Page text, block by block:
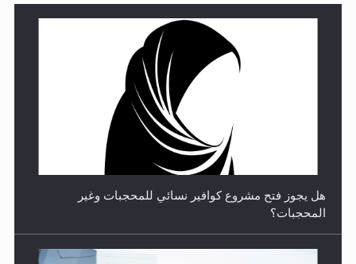
**الحصن الحصين من وساوس المعارضين ...**...
هل يجوز فتح مشروع كوافير نسائي للمحجبات وغير
المحجبات؟